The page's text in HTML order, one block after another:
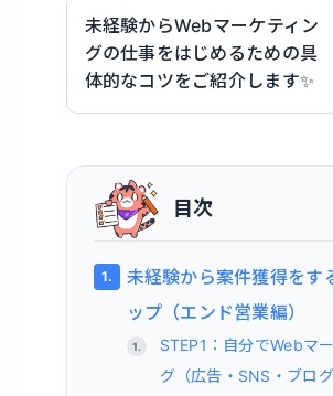
未経験からWebマーケティン
グの仕事をはじめるための具
体的なコツをご紹介します✨
目次
未経験から案件獲得をす
ップ（エンド営業編）
STEP1：自分でWebマ
グ（広告・SNS・ブロ